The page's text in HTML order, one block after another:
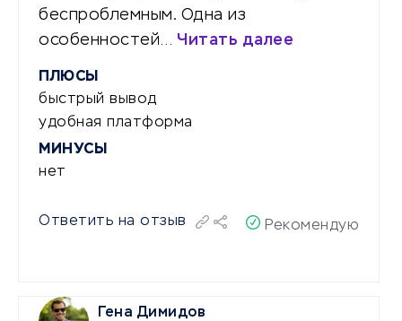
беспроблемным. Одна из
особенностей… Читать далее
ПЛЮСЫ
быстрый вывод
удобная платформа
МИНУСЫ
нет
Ответить на отзыв Рекомендую
Гена Димидов